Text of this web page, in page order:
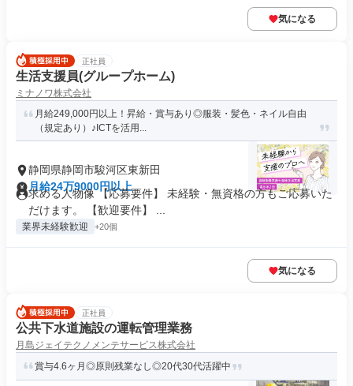
気になる
正社員
生活支援員(グループホーム)
ミナノワ株式会社
月給249,000円以上！昇給・賞与あり◎服装・髪色・ネイル自由
（規定あり）♪ICTを活用...
静岡県静岡市駿河区東新田
月給24万9000円以上
求める人物像 【応募要件】 未経験・無資格の方もご応募いた
だけます。 【歓迎要件】 ...
業界未経験歓迎 +20個
気になる
正社員
公共下水道施設の運転管理業務
月島ジェイテクノメンテサービス株式会社
賞与4.6ヶ月◎原則残業なし◎20代30代活躍中